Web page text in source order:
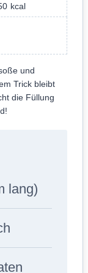
kcal
und
Trick bleibt
die Füllung
lang)